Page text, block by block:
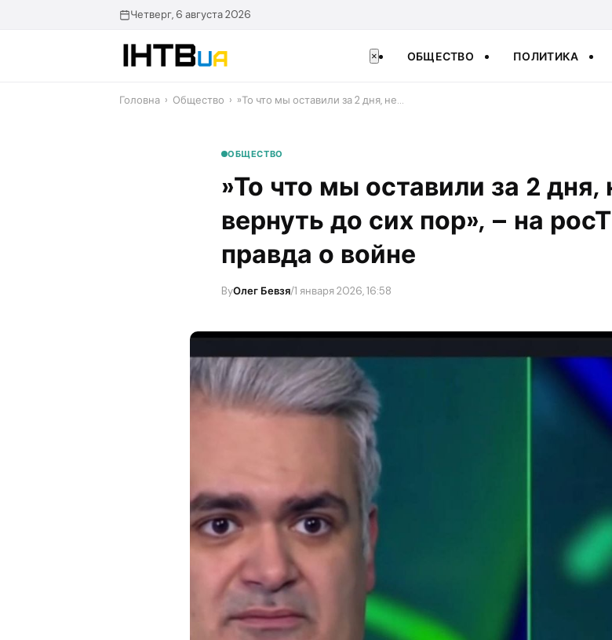
Четверг, 6 августа 2026
× ОБЩЕСТВО ПОЛИТИКА
Головна › Общество › ​»То что мы оставили за 2 дня, не…
ОБЩЕСТВО
​»То что мы оставили за 2
вернуть до сих пор», – на
правда о войне
ByОлег Бевзя/1 января 2026, 16:58